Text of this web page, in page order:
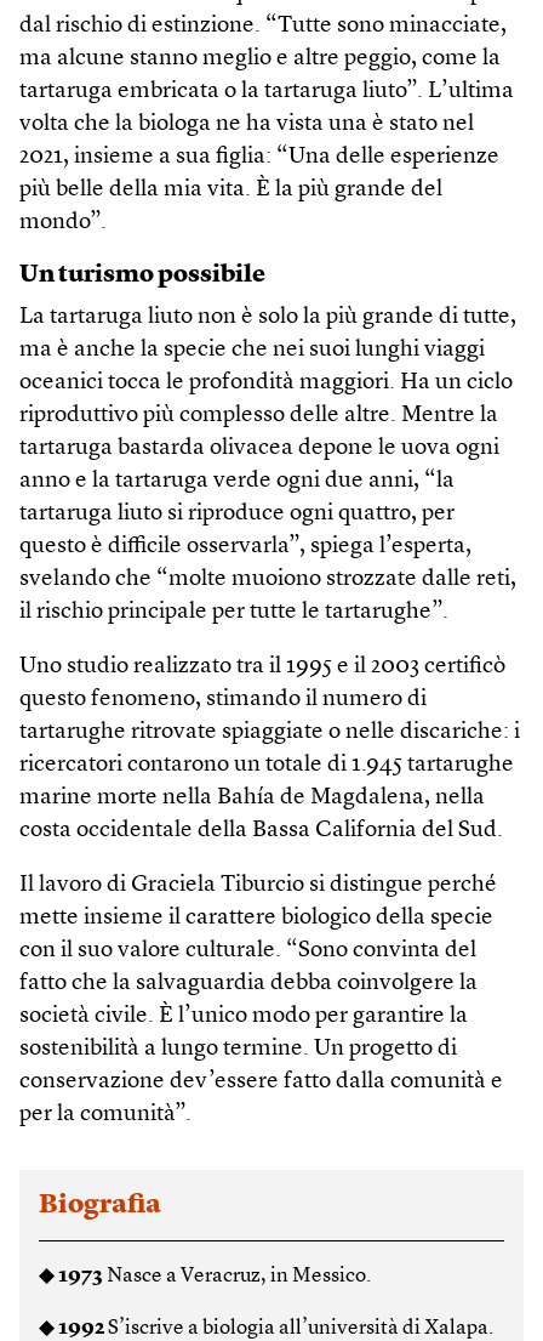
dal rischio di estinzione. “Tutte sono minacciate,
ma alcune stanno meglio e altre peggio, come la
tartaruga embricata o la tartaruga liuto”. L’ultima
volta che la biologa ne ha vista una è stato nel
2021, insieme a sua figlia: “Una delle esperienze
più belle della mia vita. È la più grande del
mondo”.
Un turismo possibile
La tartaruga liuto non è solo la più grande di tutte,
ma è anche la specie che nei suoi lunghi viaggi
oceanici tocca le profondità maggiori. Ha un ciclo
riproduttivo più complesso delle altre. Mentre la
tartaruga bastarda olivacea depone le uova ogni
anno e la tartaruga verde ogni due anni, “la
tartaruga liuto si riproduce ogni quattro, per
questo è difficile osservarla”, spiega l’esperta,
svelando che “molte muoiono strozzate dalle reti,
il rischio principale per tutte le tartarughe”.
Uno studio realizzato tra il 1995 e il 2003 certificò
questo fenomeno, stimando il numero di
tartarughe ritrovate spiaggiate o nelle discariche: i
ricercatori contarono un totale di 1.945 tartarughe
marine morte nella Bahía de Magdalena, nella
costa occidentale della Bassa California del Sud.
Il lavoro di Graciela Tiburcio si distingue perché
mette insieme il carattere biologico della specie
con il suo valore culturale. “Sono convinta del
fatto che la salvaguardia debba coinvolgere la
società civile. È l’unico modo per garantire la
sostenibilità a lungo termine. Un progetto di
conservazione dev’essere fatto dalla comunità e
per la comunità”.
Biografia
◆1973 Nasce a Veracruz, in Messico.
◆1992S’iscrive a biologia all’università di Xalapa.